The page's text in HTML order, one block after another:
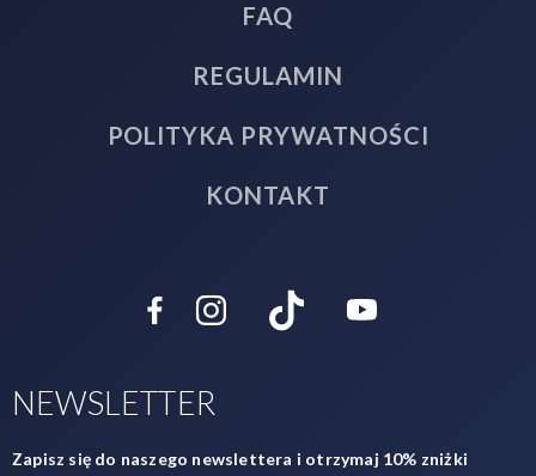
FAQ
REGULAMIN
POLITYKA PRYWATNOŚCI
KONTAKT
NEWSLETTER
Zapisz się do naszego newslettera i otrzymaj 10% zniżki